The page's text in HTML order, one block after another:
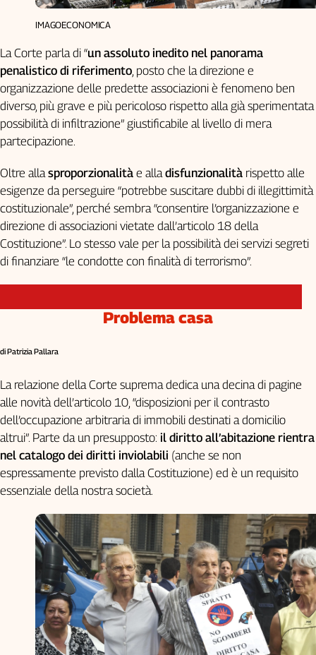
IMAGOECONOMICA
La Corte parla di “un assoluto inedito nel panorama
penalistico di riferimento , posto che la direzione e
organizzazione delle predette associazioni è fenomeno ben
diverso, più grave e più pericoloso rispetto alla già sperimentata
possibilità di infiltrazione” giustificabile al livello di mera
partecipazione.
Oltre alla sproporzionalità e alla disfunzionalità rispetto alle
esigenze da perseguire “potrebbe suscitare dubbi di illegittimità
costituzionale”, perché sembra “consentire l’organizzazione e
direzione di associazioni vietate dall’articolo 18 della
Costituzione”. Lo stesso vale per la possibilità dei servizi segreti
di finanziare “le condotte con finalità di terrorismo”.
Problema casa
di Patrizia Pallara
La relazione della Corte suprema dedica una decina di pagine
alle novità dell’articolo 10, “disposizioni per il contrasto
dell’occupazione arbitraria di immobili destinati a domicilio
altrui”. Parte da un presupposto: il diritto all’abitazione rientra
nel catalogo dei diritti inviolabili (anche se non
espressamente previsto dalla Costituzione) ed è un requisito
essenziale della nostra società.